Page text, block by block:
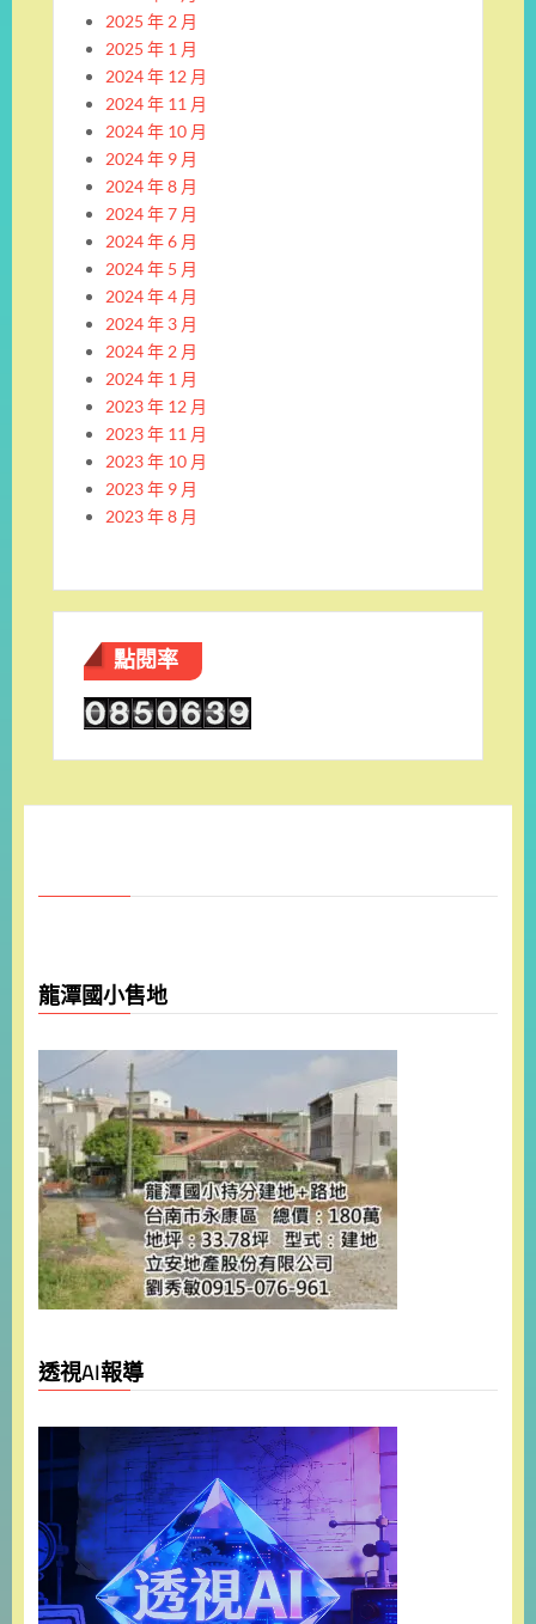
2025 年 2 月
2025 年 1 月
2024 年 12 月
2024 年 11 月
2024 年 10 月
2024 年 9 月
2024 年 8 月
2024 年 7 月
2024 年 6 月
2024 年 5 月
2024 年 4 月
2024 年 3 月
2024 年 2 月
2024 年 1 月
2023 年 12 月
2023 年 11 月
2023 年 10 月
2023 年 9 月
2023 年 8 月
點閱率
龍潭國小售地
透視AI報導